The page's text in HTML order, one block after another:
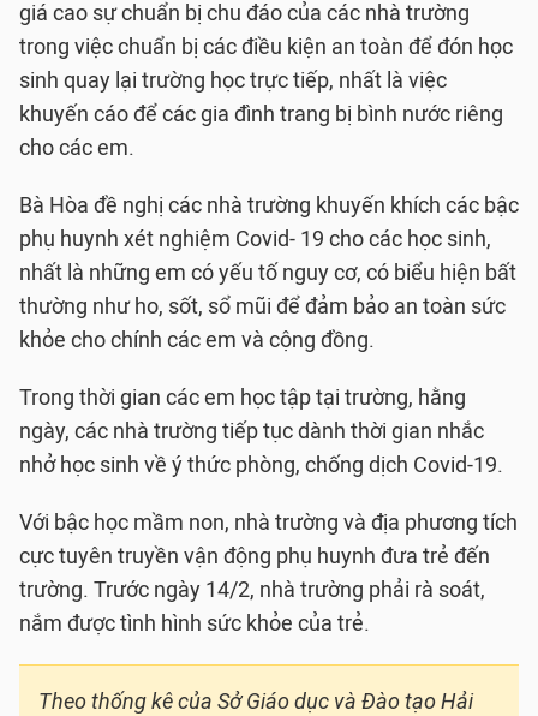
giá cao sự chuẩn bị chu đáo của các nhà trường
trong việc chuẩn bị các điều kiện an toàn để đón học
sinh quay lại trường học trực tiếp, nhất là việc
khuyến cáo để các gia đình trang bị bình nước riêng
cho các em.
Bà Hòa đề nghị các nhà trường khuyến khích các bậc
phụ huynh xét nghiệm Covid- 19 cho các học sinh,
nhất là những em có yếu tố nguy cơ, có biểu hiện bất
thường như ho, sốt, sổ mũi để đảm bảo an toàn sức
khỏe cho chính các em và cộng đồng.
Trong thời gian các em học tập tại trường, hằng
ngày, các nhà trường tiếp tục dành thời gian nhắc
nhở học sinh về ý thức phòng, chống dịch Covid-19.
Với bậc học mầm non, nhà trường và địa phương tích
cực tuyên truyền vận động phụ huynh đưa trẻ đến
trường. Trước ngày 14/2, nhà trường phải rà soát,
nắm được tình hình sức khỏe của trẻ.
Theo thống kê của Sở Giáo dục và Đào tạo Hải